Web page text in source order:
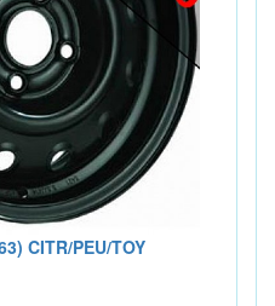
CITR/PEU/TOY